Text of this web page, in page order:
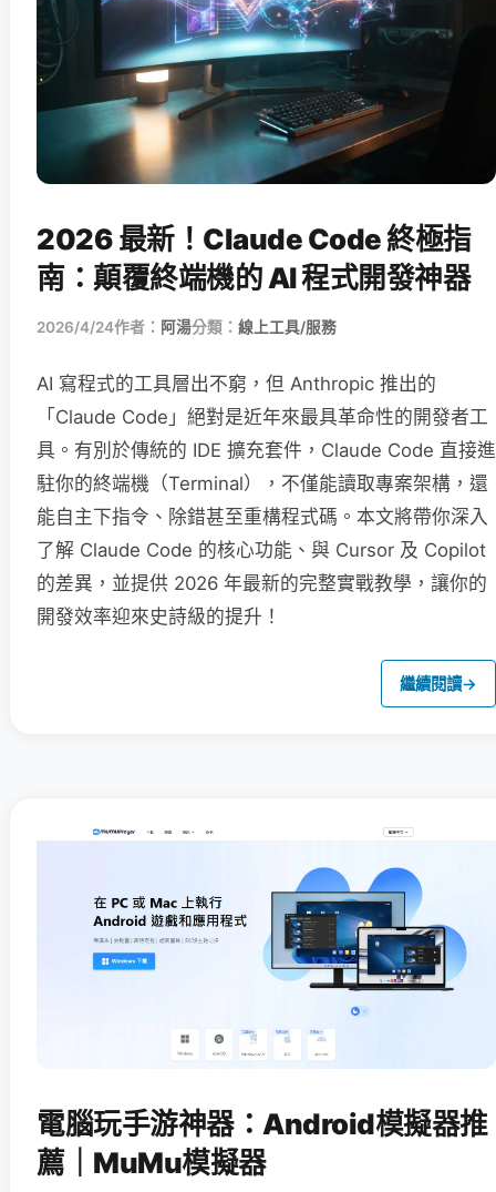
2026 最新！Claude Code 終極指
南：顛覆終端機的 AI 程式開發神器
2026/4/24作者： 阿湯分類： 線上工具/服務
AI 寫程式的工具層出不窮，但 Anthropic 推出的
「Claude Code」絕對是近年來最具革命性的開發者工
具。有別於傳統的 IDE 擴充套件，Claude Code 直接進
駐你的終端機（Terminal），不僅能讀取專案架構，還
能自主下指令、除錯甚至重構程式碼。本文將帶你深入
了解 Claude Code 的核心功能、與 Cursor 及 Copilot
的差異，並提供 2026 年最新的完整實戰教學，讓你的
開發效率迎來史詩級的提升！
繼續閱讀→
電腦玩手游神器：Android模擬器推
薦｜MuMu模擬器